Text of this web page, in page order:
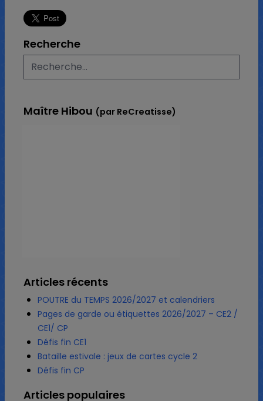
Recherche
Maître Hibou (par ReCreatisse)
Articles récents
POUTRE du TEMPS 2026/2027 et calendriers
Pages de garde ou étiquettes 2026/2027 – CE2 /
CE1/ CP
Défis fin CE1
Bataille estivale : jeux de cartes cycle 2
Défis fin CP
Articles populaires